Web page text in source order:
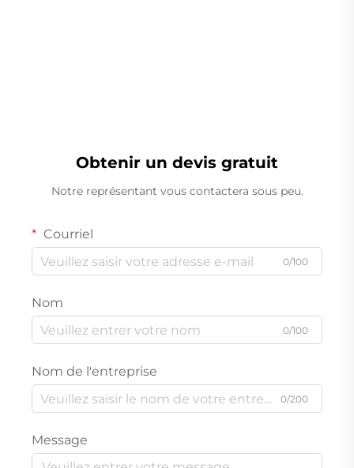
Obtenir un devis gratuit
Notre représentant vous contactera sous peu.
Courriel
0/100
Nom
0/100
Nom de l'entreprise
0/200
Message